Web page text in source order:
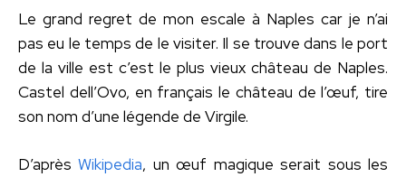
Le grand regret de mon escale à Naples car je n’ai
pas eu le temps de le visiter. Il se trouve dans le port
de la ville est c’est le plus vieux château de Naples.
Castel dell’Ovo, en français le château de l’œuf, tire
son nom d’une légende de Virgile.
D’aprèsWikipedia, un œuf magique serait sous les